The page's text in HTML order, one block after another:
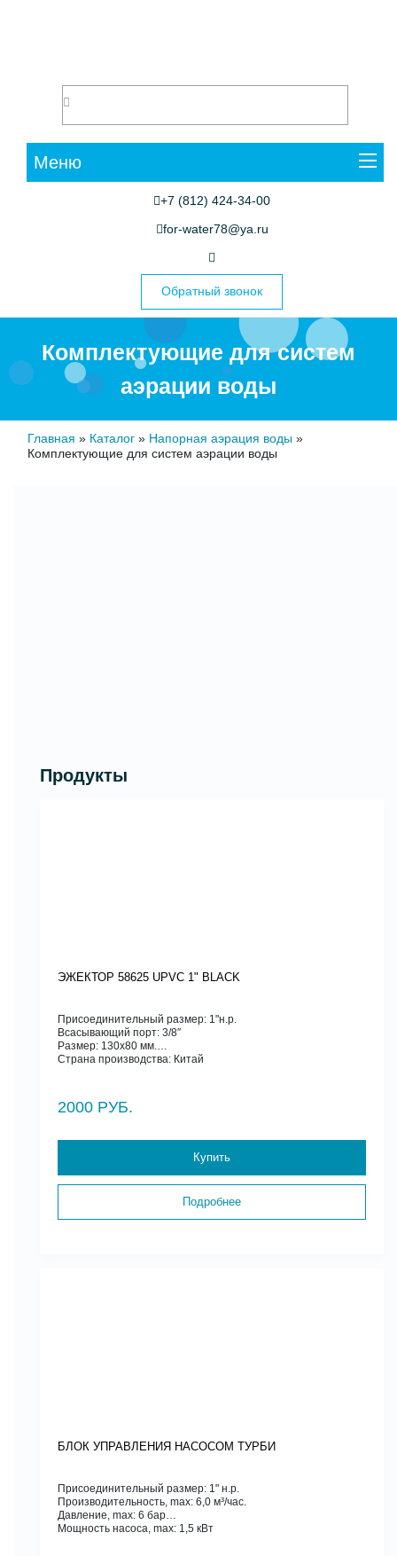
+7 (812) 424-34-00
for-water78@ya.ru
Обратный звонок
Меню
Комплектующие для систем
аэрации воды
Главная » Каталог » Напорная аэрация воды »
Комплектующие для систем аэрации воды
Продукты
ЭЖЕКТОР 58625 UPVC 1" BLACK
Присоединительный размер: 1"н.р.
Всасывающий порт: 3/8″
Размер: 130х80 мм.
Страна производства: Китай
2000 РУБ.
Купить
Подробнее
БЛОК УПРАВЛЕНИЯ НАСОСОМ ТУРБИ
Присоединительный размер: 1" н.р.
Производительность, max: 6,0 м³/час.
Давление, max: 6 бар
Мощность насоса, max: 1,5 кВт